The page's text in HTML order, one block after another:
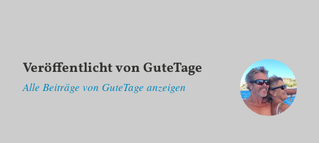
Veröffentlicht vonGuteTage
Alle Beiträge von GuteTage anzeigen